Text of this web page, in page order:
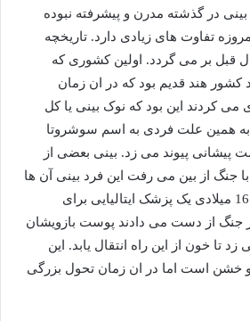
در گذشته مدرن و پیشرفته نبوده
تفاوت های زیادی دارد. تاریخچه
قبل بر می گردد. اولین کشوری که
کشور هند قدیم بود که در ان زمان
می کردند این بود که نوک بینی یا کل
به همین علت فردی به اسم سوشروتا
پیشانی پیوند می زد. بینی بعضی از
جنگ از بین می رفت این فرد بینی آن ها
را پیوند می زد. در قرن 16 میلادی یک پزشک ایتالیایی برای
جنگ از دست می دادند پوست بازویشان
زد تا خون از این راه انتقال یابد. این
و خشن است اما در ان زمان تحول بزرگی